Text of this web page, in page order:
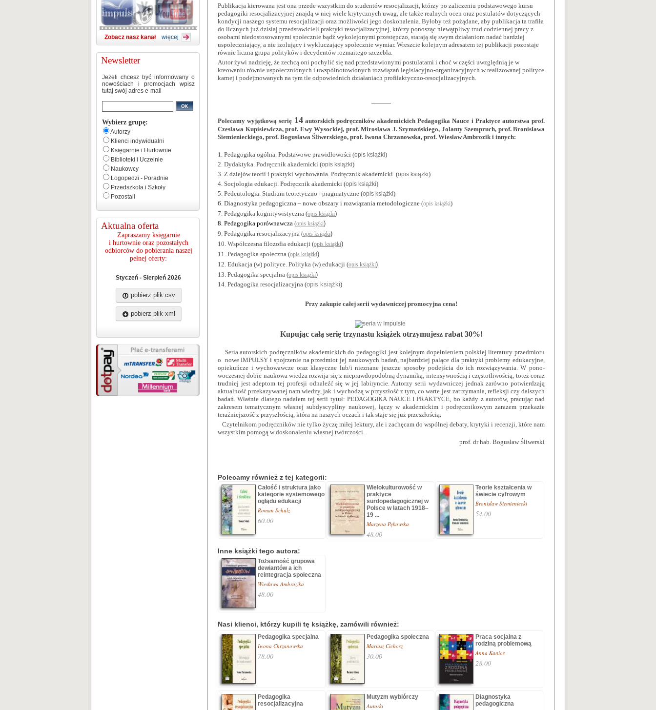
Zobacz nasz kanał więcej
Newsletter
Jeżeli chcesz być informowany o
nowościach i promocjach wpisz
tutaj swój adres e-mail
Wybierz grupę:
Autorzy
Klienci indywidualni
Księgarnie i Hurtownie
Biblioteki i Uczelnie
Naukowcy
Logopedzi - Poradnie
Przedszkola i Szkoły
Pozostali
Aktualna oferta
Zapraszamy księgarnie
i hurtownie oraz pozostałych
odbiorców do pobierania naszej
pełnej oferty:
Styczeń - Sierpień 2026
pobierz plik csv
pobierz plik xml
Publikacja kierowana jest ona przede wszystkim do studentów resocjalizacji, którzy po zaliczeniu podstawowego kursu
pedagogiki resocjalizacyjnej znajdą w niej wiele krytycznych uwag, ale także realnych ocen oraz postulatów dotyczących
kondycji naszego systemu resocjalizacji oraz możliwości jego doskonalenia. Byłoby też pożądane, aby publikacja ta trafiła
do licznych już dzisiaj przedstawicieli praktyki resocjalizacyjnej, którzy ponosząc niewątpliwy trud codziennej pracy z
osobami niedostosowanymi społecznie bądź wykolejonymi przestępczo, starają się swym działaniom nadać bardziej
uspołeczniający, a nie izolujący i wykluczający społecznie wymiar. Wreszcie kolejnym adresatem tej publikacji pozostaje
równie liczna grupa polityków i decydentów rozmaitego szczebla.
Autor żywi nadzieję, że zechcą oni pochylić się nad przedstawionymi postulatami i choć w części uwzględnią je w
kreowaniu równie uspołecznionych i uwspólnotowionych rozwiązań legislacyjno-organizacyjnych w realizowanej polityce
karnej i podejmowanych na tym tle odpowiednich działaniach profilaktyczno-resocjalizacyjnych.
Polecamy wyjątkową serię 14autorskich podręczników akademickich Pedagogika Nauce i Praktyce autorstwa prof.
Czesława Kupisiewicza, prof. Ewy Wysockiej, prof. Mirosława J. Szymańskiego, Jolanty Szempruch, prof. Bronisława
Siemienieckiego, prof. Bogusława Śliwerskiego, prof. Iwona Chrzanowska, prof. Wiesław Ambrozik i innych:
1. Pedagogika ogólna. Podstawowe prawidłowości (opis książki)
2. Dydaktyka. Podręcznik akademicki (opis książki)
3. Z dziejów teorii i praktyki wychowania. Podręcznik akademicki (opis książki)
4. Socjologia edukacji. Podręcznik akademicki (opis książki)
5. Pedeutologia. Studium teoretyczno - pragmatyczne (opis książki)
6. Diagnostyka pedagogiczna – nowe obszary i rozwiązania metodologiczne (opis książki)
7. Pedagogika kognitywistyczna (opis książki)
8. Pedagogika porównawcza (opis książki)
9. Pedagogika resocjalizacyjna (opis książki)
10. Współczesna filozofia edukacji (opis książki)
11. Pedagogika społeczna (opis książki)
12. Edukacja (w) polityce. Polityka (w) edukacji (opis książki)
13. Pedagogika specjalna (opis książki)
14. Pedagogika resocjalizacyjna (opis książki)
Przy zakupie całej serii wydawniczej promocyjna cena!
Kupując całą serię trzynastu książek otrzymujesz rabat 30%!
Seria autorskich podręczników akade­mickich do pedagogiki jest kolejnym do­pełnieniem polskiej literatury przedmiotu
o nowe IMPULSY i spojrzenie na przed­miot jej naukowych badań, najbardziej palące dla praktyki problemy eduka­cyjne,
opiekuńcze i wychowawcze oraz klasyczne lub/i nieznane jeszcze sposoby podejścia do ich rozwiązywania. W pono-
woczesnej dobie naukowa wiedza rozwi­ja się z nieprawdopodobną dynamiką, intensywnością i częstotliwością, toteż coraz
trudniej jest adeptom tej profesji odnaleźć się w jej labiryncie. Autorzy serii wydawniczej jednak zarówno potwier­dzają
aktualność przekazywanej nam wiedzy, jak i wychodzą w przyszłość z tym, co warte jest zatrzymania, reflek­sji czy dalszych
badań. Właśnie dlatego nadałem tej serii tytuł: PEDAGOGIKA NAUCE I PRAKTYCE, bo każdy z auto­rów, pracując nad
zakresem tematycz­nym własnej subdyscypliny naukowej, łączy w akademickim i podręczniko­wym zarazem przekazie
teraźniejszość z przyszłością, która na naszych oczach i tak staje się już przeszłością.
Czytelnikom podręczników nie tylko ży­czę miłej lektury, ale i zachęcam do wspól­nej debaty, krytyki i recenzji, które nam
wszystkim pomogą w doskonaleniu włas­nej twórczości.
prof. dr hab. Bogusław Śliwerski
Polecamy również z tej kategorii:
Całość i struktura jako
kategorie systemowego
oglądu edukacji
Roman Schulz
60.00
Wielokulturowość w
praktyce
surdopedagogicznej w
Polsce w latach 1918–
19 ...
Marzena Pękowska
48.00
Teorie kształcenia w
świecie cyfrowym
Bronisław Siemieniecki
54.00
Inne książki tego autora:
Tożsamość grupowa
dewiantów a ich
reintegracja społeczna
Wiesława Ambrozika
48.00
Nasi klienci, którzy kupili tę książkę, zamówili również:
Pedagogika specjalna
Iwona Chrzanowska
78.00
Pedagogika społeczna
Mariusz Cichosz
30.00
Praca socjalna z
rodziną problemową
Anna Kanios
28.00
Pedagogika
resocjalizacyjna
Mutyzm wybiórczy
Autorki
Diagnostyka
pedagogiczna